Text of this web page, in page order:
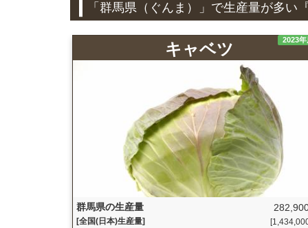
「群馬県（ぐんま）」で生産量が多い
2023年
キャベツ
群馬県の生産量
[全国(日本)生産量]